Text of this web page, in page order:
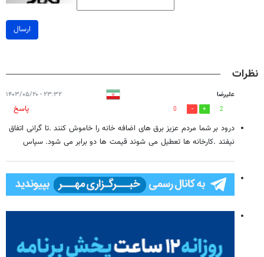
ارسال
نظرات
علیرضا ۲۳:۳۲ - ۱۴۰۳/۰۵/۲۰
2
0
پاسخ
درود بر شما مردم عزیز برق های اضافه خانه را خاموش کنند .تا گرانی اتفاق
نیفتد .کارخانه ها تعطیل می شوند قیمت ها دو برابر می شود. سپاس